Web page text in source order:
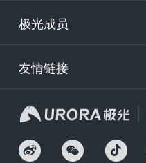
极光成员
友情链接